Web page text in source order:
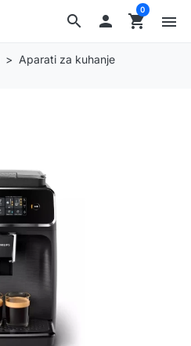
search  shopping_cart
0
menu
Aparati za kuhanje